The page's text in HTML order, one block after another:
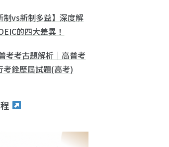
制vs新制多益】深度解
的四大差異！
考考古題解析｜高普考
考銓歷屆試題(高考)